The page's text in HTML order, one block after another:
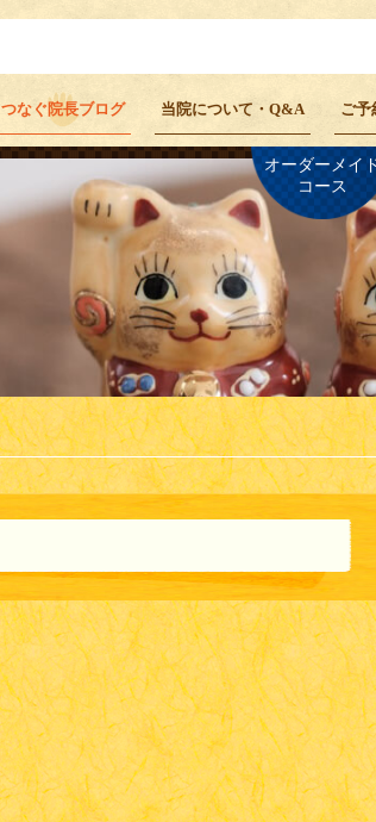
つなぐ院長ブログ 当院について・Q&A ご予
オーダーメイ
コース